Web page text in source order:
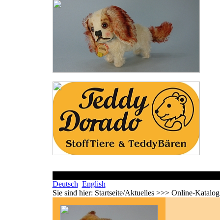
Deutsch English
Sie sind hier: Startseite/Aktuelles >>> Online-